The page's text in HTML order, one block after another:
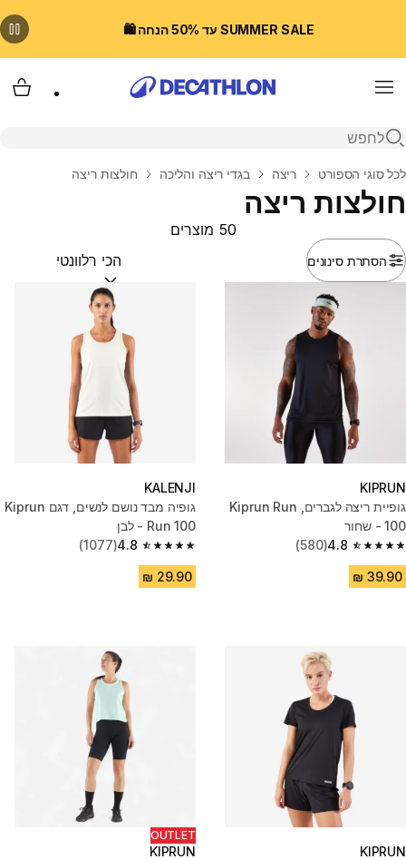
SUMMER SALE עד 50% הנחה 🛍️
Menu
פתיחת חיפוש
בית
לכל סוגי הספורט ריצה בגדי ריצה והליכה חולצות ריצה
חולצות ריצה
הסתרת סינונים
50 מוצרים
מיין לפי:(optional)
KIPRUN
גופיית ריצה לגברים, Kiprun Run
100 - שחור
4.8
4.8 out of 5 stars from 580 reviews
(580)
KALENJI
גופיה מבד נושם לנשים, דגם Kiprun
Run 100 - לבן
4.8
4.8 out of 5 stars from 1077 reviews
(1077)
KIPRUN
OUTLET
KIPRUN